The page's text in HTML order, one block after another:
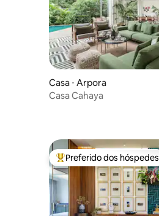
Casa ⋅ Arpora
Casa Cahaya
Entre os melhores
Preferido dos hóspedes